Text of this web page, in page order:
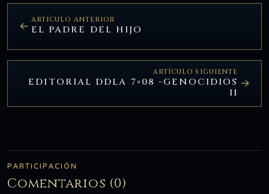
ARTÍCULO ANTERIOR
EL PADRE DEL HIJO
ARTÍCULO SIGUIENTE
EDITORIAL DDLA 7×08 -GENOCIDIOS
II
PARTICIPACIÓN
Comentarios (0)